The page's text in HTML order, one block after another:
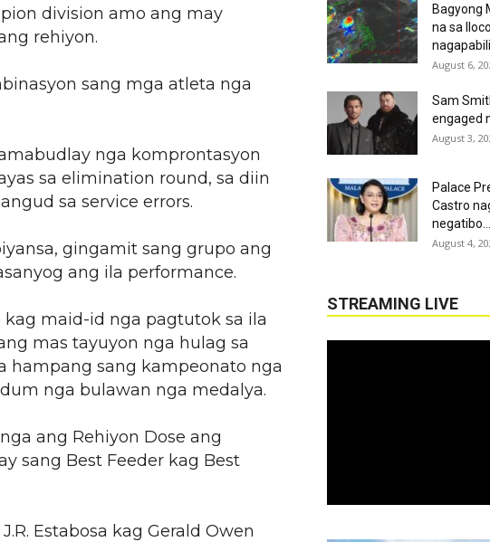
division amo ang may
rehiyon.
sang mga atleta nga
nga komprontasyon
sa elimination round, sa diin
sa service errors.
gingamit sang grupo ang
ang ila performance.
maid-id nga pagtutok sa ila
mas tayuyon nga hulag sa
hampang sang kampeonato nga
nga bulawan nga medalya.
ang Rehiyon Dose ang
sang Best Feeder kag Best
Estabosa kag Gerald Owen
Bagyong
na sa
August 6,
Sam
engaged
August 3,
Palace
Castro
negatibo...
August 4,
STREAMING LIVE